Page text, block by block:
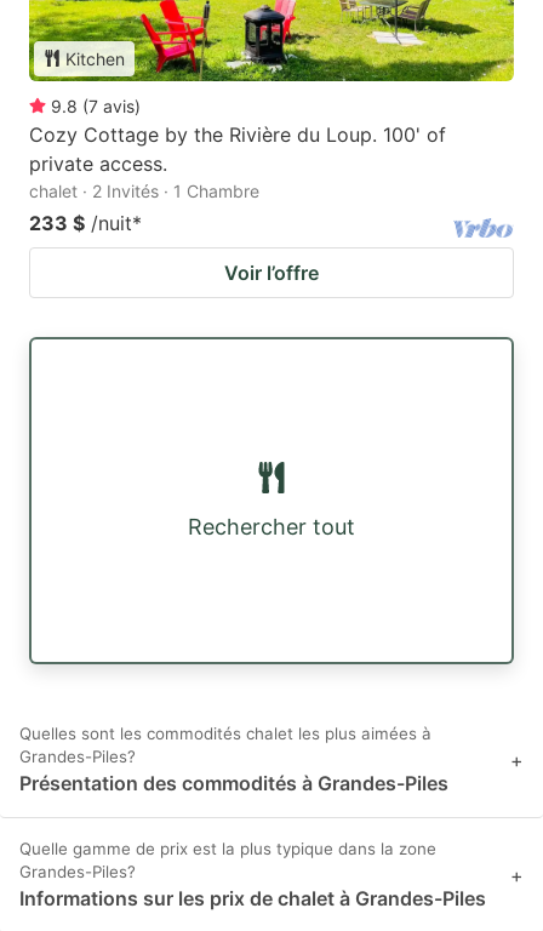
Kitchen
9.8 (7 avis)
Cozy Cottage by the Rivière du Loup. 100' of
private access.
chalet · 2 Invités · 1 Chambre
233 $ /nuit*
Voir l’offre
Rechercher tout
Quelles sont les commodités chalet les plus aimées à
Grandes-Piles?
Présentation des commodités à Grandes-Piles
+
Quelle gamme de prix est la plus typique dans la zone
Grandes-Piles?
Informations sur les prix de chalet à Grandes-Piles
+